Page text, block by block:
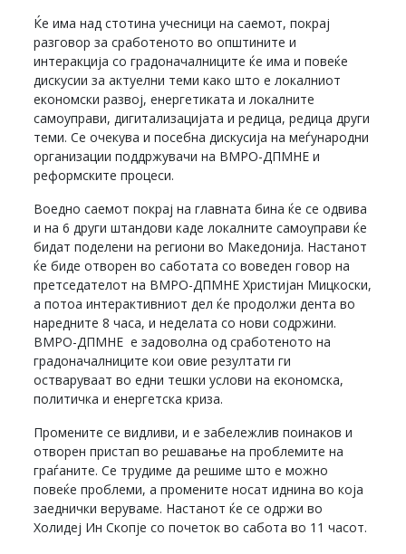
Ќе има над стотина учесници на саемот, покрај
разговор за сработеното во општините и
интеракција со градоначалниците ќе има и повеќе
дискусии за актуелни теми како што е локалниот
економски развој, енергетиката и локалните
самоуправи, дигитализацијата и редица, редица други
теми. Се очекува и посебна дискусија на меѓународни
организации поддржувачи на ВМРО-ДПМНЕ и
реформските процеси.
Воедно саемот покрај на главната бина ќе се одвива
и на 6 други штандови каде локалните самоуправи ќе
бидат поделени на региони во Македонија. Настанот
ќе биде отворен во саботата со воведен говор на
претседателот на ВМРО-ДПМНЕ Христијан Мицкоски,
а потоа интерактивниот дел ќе продолжи дента во
наредните 8 часа, и неделата со нови содржини.
ВМРО-ДПМНЕ е задоволна од сработеното на
градоначалниците кои овие резултати ги
остваруваат во едни тешки услови на економска,
политичка и енергетска криза.
Промените се видливи, и е забележлив поинаков и
отворен пристап во решавање на проблемите на
граѓаните. Се трудиме да решиме што е можно
повеќе проблеми, а промените носат иднина во која
заеднички веруваме. Настанот ќе се одржи во
Холидеј Ин Скопје со почеток во сабота во 11 часот.